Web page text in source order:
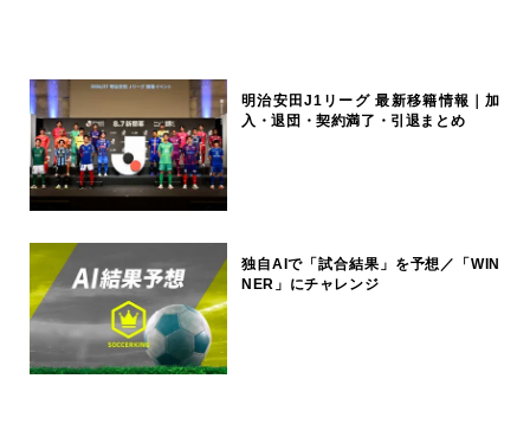
明治安田J1リーグ 最新移籍情報｜加
入・退団・契約満了・引退まとめ
独自AIで「試合結果」を予想／「WIN
NER」にチャレンジ